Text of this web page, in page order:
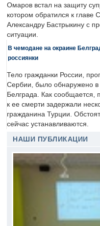
Омаров встал на защиту
котором обратился к главе
Александру Бастрыкину с
ситуации.
В чемодане на окраине
россиянки
Тело гражданки России,
Сербии, было обнаружено
Белграда. Как сообщается,
к ее смерти задержали
гражданина Турции.
сейчас устанавливаются.
НАШИ ПУБЛИКАЦИИ